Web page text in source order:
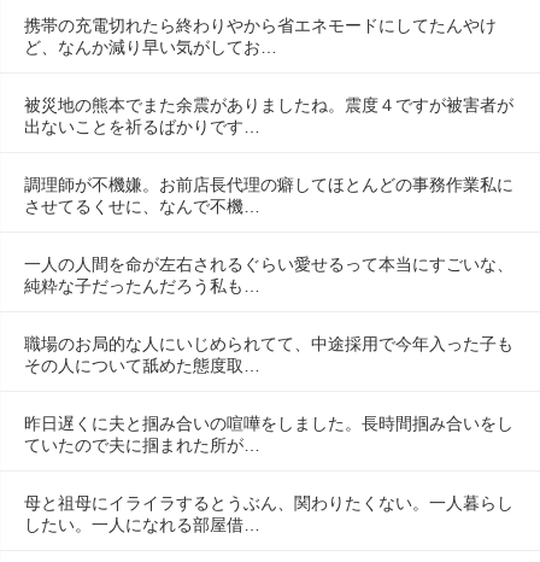
携帯の充電切れたら終わりやから省エネモードにしてたんやけ
ど、なんか減り早い気がしてお…
被災地の熊本でまた余震がありましたね。震度４ですが被害者が
出ないことを祈るばかりです…
調理師が不機嫌。お前店長代理の癖してほとんどの事務作業私に
させてるくせに、なんで不機…
一人の人間を命が左右されるぐらい愛せるって本当にすごいな、
純粋な子だったんだろう私も…
職場のお局的な人にいじめられてて、中途採用で今年入った子も
その人について舐めた態度取…
昨日遅くに夫と掴み合いの喧嘩をしました。長時間掴み合いをし
ていたので夫に掴まれた所が…
母と祖母にイライラするとうぶん、関わりたくない。一人暮らし
したい。一人になれる部屋借…